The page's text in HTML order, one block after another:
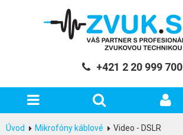
+421 2 20 999 700
Úvod Mikrofóny káblové Video - DSLR